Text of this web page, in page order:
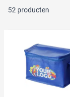
52 producten